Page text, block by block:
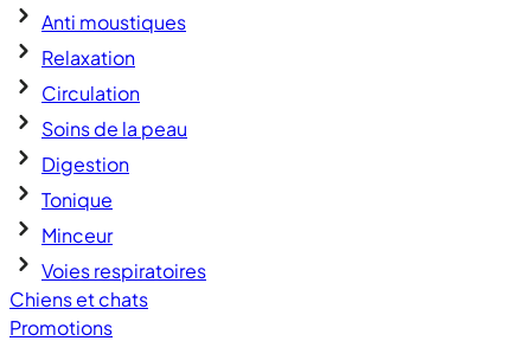
Anti moustiques
Relaxation
Circulation
Soins de la peau
Digestion
Tonique
Minceur
Voies respiratoires
Chiens et chats
Promotions